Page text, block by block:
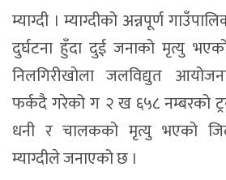
म्याग्दी । म्याग्दीको अन्नपूर्ण
दुर्घटना हुँदा दुई जनाको मृत्यु
निलगिरीखोला जलविद्युत
फर्कदै गरेको ग २ ख ६५८ नम्बरको
धनी र चालकको मृत्यु भएको
म्याग्दीले जनाएको छ ।